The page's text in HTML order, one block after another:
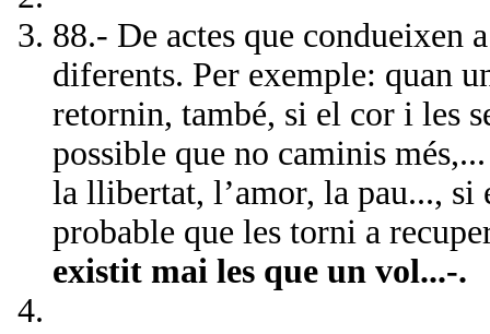
88.- De actes que condueixen
diferents. Per exemple: quan
retornin, també, si el cor i les
possible que no caminis
la llibertat, l’amor, la pau...,
probable que les torni a
existit mai les que un vol...-.